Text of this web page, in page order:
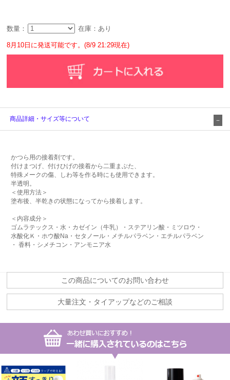
数量： 在庫：あり
8月10日に発送可能です。(8/9 21:29現在)
商品詳細・サイズ等について
かつら用の接着剤です。
付けまつげ、付けひげの接着から二重まぶた、
特殊メークの傷、しわ等を作る時にも使用できます。
半透明。
＜使用方法＞
塗布後、半乾きの状態になってから接着します。
＜内容成分＞
ゴムラテックス・水・カゼイン（牛乳）・ステアリン酸・ミツロウ・
水酸化Ｋ・ホウ酸Na・セタノール・メチルパラベン・エチルパラベン
・ 香料・シメチコン・アンモニア水
この商品についてのお問い合わせ
大量注文・タイアップなどのご相談